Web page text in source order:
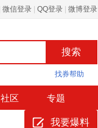
微信登录 QQ登录 微博登录
找券帮助
社区 专题
我要爆料